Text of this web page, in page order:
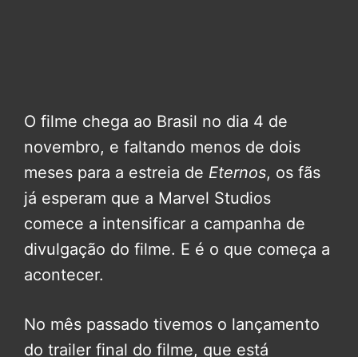
O filme chega ao Brasil no dia 4 de
novembro, e faltando menos de dois
meses para a estreia de Eternos, os fãs
já esperam que a Marvel Studios
comece a intensificar a campanha de
divulgação do filme. E é o que começa a
acontecer.
No mês passado tivemos o lançamento
do trailer final do filme, que está